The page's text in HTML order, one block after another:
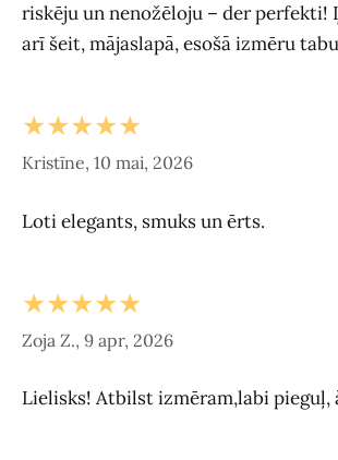
riskēju un nenožēloju – der perfekti!
arī šeit, mājaslapā, esošā izmēru
★★★★★
Kristīne, 10 mai, 2026
Loti elegants, smuks un ērts.
★★★★★
Zoja Z., 9 apr, 2026
Lielisks! Atbilst izmēram,labi pieguļ,